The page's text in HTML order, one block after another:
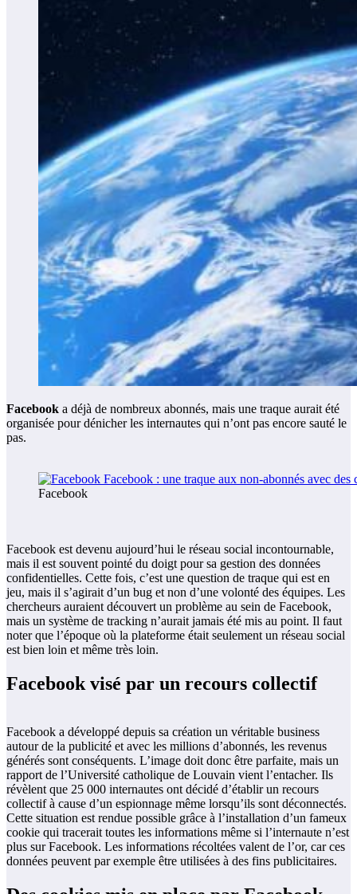
Facebook a déjà de nombreux abonnés, mais une traque aurait été
organisée pour dénicher les internautes qui n’ont pas encore sauté le
pas.
Facebook
Facebook est devenu aujourd’hui le réseau social incontournable,
mais il est souvent pointé du doigt pour sa gestion des données
confidentielles. Cette fois, c’est une question de traque qui est en
jeu, mais il s’agirait d’un bug et non d’une volonté des équipes. Les
chercheurs auraient découvert un problème au sein de Facebook,
mais un système de tracking n’aurait jamais été mis au point. Il faut
noter que l’époque où la plateforme était seulement un réseau social
est bien loin et même très loin.
Facebook visé par un recours collectif
Facebook a développé depuis sa création un véritable business
autour de la publicité et avec les millions d’abonnés, les revenus
générés sont conséquents. L’image doit donc être parfaite, mais un
rapport de l’Université catholique de Louvain vient l’entacher. Ils
révèlent que 25 000 internautes ont décidé d’établir un recours
collectif à cause d’un espionnage même lorsqu’ils sont déconnectés.
Cette situation est rendue possible grâce à l’installation d’un fameux
cookie qui tracerait toutes les informations même si l’internaute n’est
plus sur Facebook. Les informations récoltées valent de l’or, car ces
données peuvent par exemple être utilisées à des fins publicitaires.